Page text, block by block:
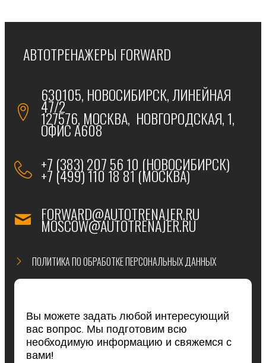
АВТОТРЕНАЖЕРЫ FORWARD
630105, НОВОСИБИРСК, ЛИНЕЙНАЯ
47/2
127576, МОСКВА, НОВГОРОДСКАЯ, 1,
ОФИС А608
+7 (383) 207 56 10 (НОВОСИБИРСК)
+7 (499) 110 18 81 (МОСКВА)
FORWARD@AUTOTRENAJER.RU
MOSCOW@AUTOTRENAJER.RU
ПОЛИТИКА ПО ОБРАБОТКЕ ПЕРСОНАЛЬНЫХ ДАННЫХ
Вы можете задать любой интересующий
вас вопрос. Мы подготовим всю
необходимую информацию и свяжемся с
вами!